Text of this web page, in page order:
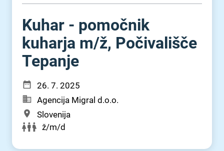
Kuhar - pomočnik
kuharja m⁠/⁠ž, Počivališče
Tepanje
26. 7. 2025
Agencija Migral d.o.o.
Slovenija
ž/m/d